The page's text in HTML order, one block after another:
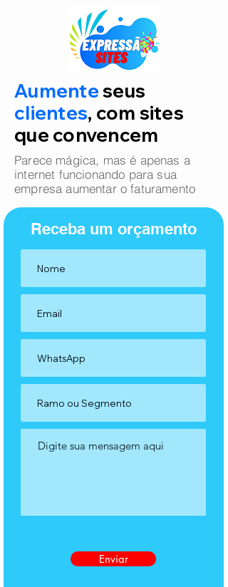
Aumenteseus
clientes, com sites
que convencem
Parece mágica, mas é apenas a
internet funcionando para sua
empresa aumentar o faturamento
Receba um orçamento
Enviar